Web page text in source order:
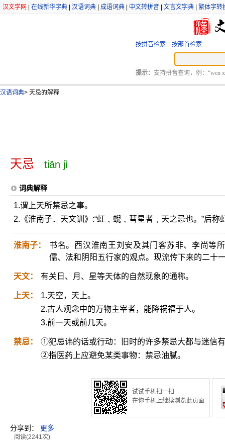
汉文学网 在线新华字典 汉语词典 成语词典 中文转拼音 文言文字典 繁体字转
按拼音检索 按部首检索
提示： 支持拼音查询，例：“wen
汉语词典> 天忌的解释
天忌 tiān jì
词典解释
1.谓上天所禁忌之事。
2.《淮南子．天文训》:“虹﹑蜺﹑彗星者﹐天之忌也。”后称
淮南子：
书名。西汉淮南王刘安及其门客苏非、李尚等
儒、法和阴阳五行家的观点。现流传下来的二十
天文： 有关日、月、星等天体的自然现象的通称。
上天：
1.天空，天上。
2.古人观念中的万物主宰者，能降祸福于人。
3.前一天或前几天。
禁忌：
①犯忌讳的话或行动：旧时的许多禁忌大都与迷信
②指医药上应避免某类事物：禁忌油腻。
试试手机扫一扫
在你手机上继续浏览此页面
分享到： 更多
阅读(2241次)